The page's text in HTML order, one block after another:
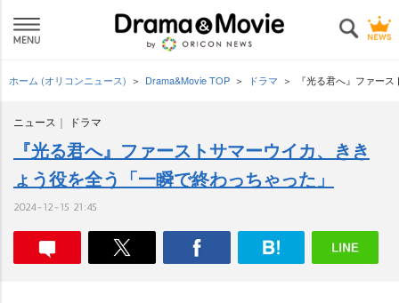
ホーム (オリコンニュース) Drama&Movie TOP ドラマ 『光る君へ』ファー
ニュース ドラマ
『光る君へ』ファーストサマーウイカ、きき
ょう役を全う「一瞬で終わっちゃった」
2024-12-15 21:45